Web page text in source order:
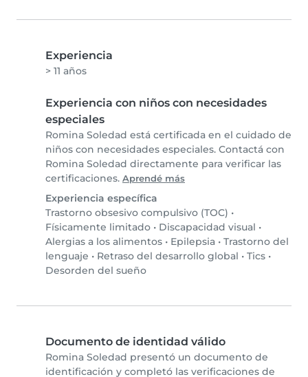
Experiencia
> 11 años
Experiencia con niños con necesidades
especiales
Romina Soledad está certificada en el cuidado de
niños con necesidades especiales. Contactá con
Romina Soledad directamente para verificar las
certificaciones. Aprendé más
Experiencia específica
Trastorno obsesivo compulsivo (TOC) •
Físicamente limitado • Discapacidad visual •
Alergias a los alimentos • Epilepsia • Trastorno del
lenguaje • Retraso del desarrollo global • Tics •
Desorden del sueño
Documento de identidad válido
Romina Soledad presentó un documento de
identificación y completó las verificaciones de